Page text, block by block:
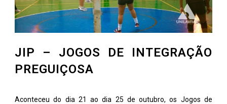
JIP – JOGOS DE INTEGRAÇÃO
PREGUIÇOSA
Aconteceu do dia 21 ao dia 25 de outubro, os Jogos de